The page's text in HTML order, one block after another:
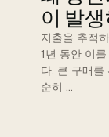
이 발
지출을 추적
1년 동안 이
다. 큰 구매를
순히 …